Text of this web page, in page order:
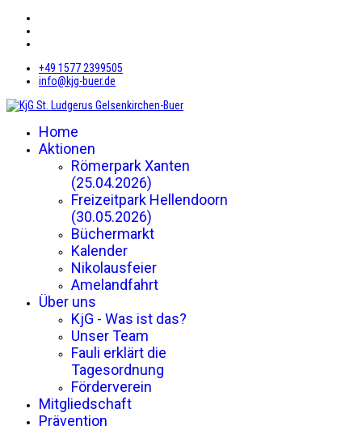
+49 1577 2399505
info@kjg-buer.de
Home
Aktionen
Römerpark Xanten
(25.04.2026)
Freizeitpark Hellendoorn
(30.05.2026)
Büchermarkt
Kalender
Nikolausfeier
Amelandfahrt
Über uns
KjG - Was ist das?
Unser Team
Fauli erklärt die
Tagesordnung
Förderverein
Mitgliedschaft
Prävention